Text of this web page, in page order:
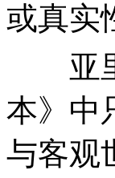
或真实
亚里
本》中
与客观